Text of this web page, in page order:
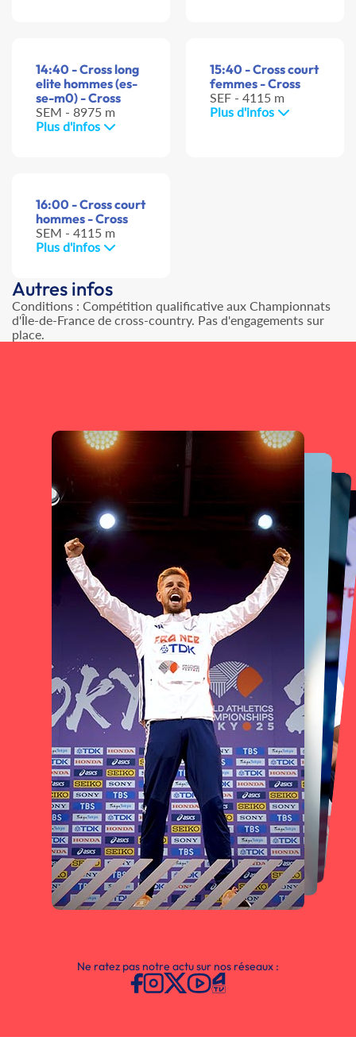
14:40 - Cross long
elite hommes (es-
se-m0) - Cross
SEM - 8975 m
Plus d'infos
15:40 - Cross court
femmes - Cross
SEF - 4115 m
Plus d'infos
16:00 - Cross court
hommes - Cross
SEM - 4115 m
Plus d'infos
Autres infos
Conditions : Compétition qualificative aux Championnats
d'Île-de-France de cross-country. Pas d'engagements sur
place.
Ne ratez pas notre actu sur nos réseaux :